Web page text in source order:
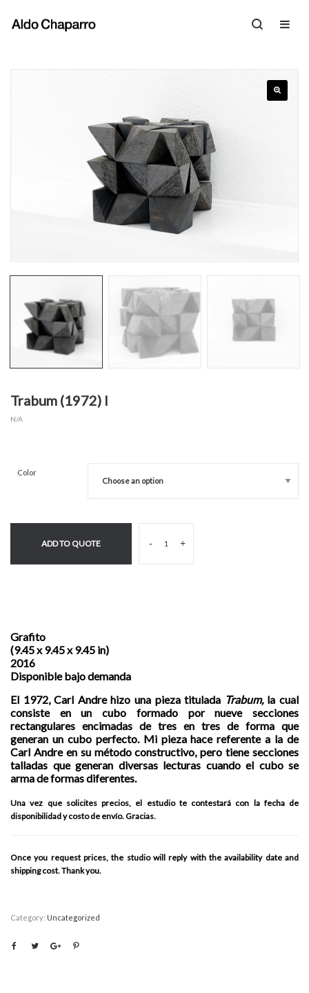
Trabum (1972) I
N/A
Color
ADD TO QUOTE - +
Grafito
(9.45 x 9.45 x 9.45 in)
2016
Disponible bajo demanda
El 1972, Carl Andre hizo una pieza titulada Trabum,la cual
consiste en un cubo formado por nueve secciones
rectangulares encimadas de tres en tres de forma que
generan un cubo perfecto. Mi pieza hace referente a la de
Carl Andre en su método constructivo, pero tiene secciones
talladas que generan diversas lecturas cuando el cubo se
arma de formas diferentes.
Una vez que solicites precios, el estudio te contestará con la fecha de
disponibilidad y costo de envío. Gracias.
Once you request prices, the studio will reply with the availability date and
shipping cost. Thank you.
Category: Uncategorized